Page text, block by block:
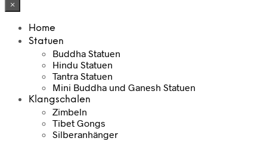
×
Home
Statuen
Buddha Statuen
Hindu Statuen
Tantra Statuen
Mini Buddha und Ganesh Statuen
Klangschalen
Zimbeln
Tibet Gongs
Silberanhänger